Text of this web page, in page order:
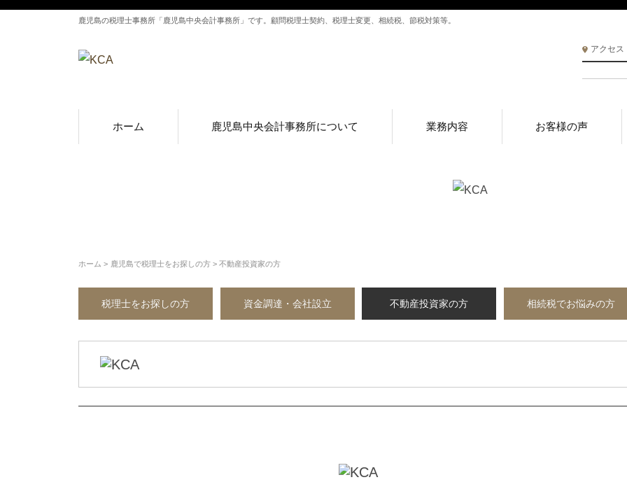
鹿児島の税理士事務所「鹿児島中央会計事務所」です。顧問税理士契約、税理士変更、相続税、節税対策等。
アクセス
ホーム 鹿児島中央会計事務所について 業務内容 お客様の声
ホーム 鹿児島で税理士をお探しの方 不動産投資家の方
税理士をお探しの方 資金調達・会社設立 不動産投資家の方 相続税でお悩みの方